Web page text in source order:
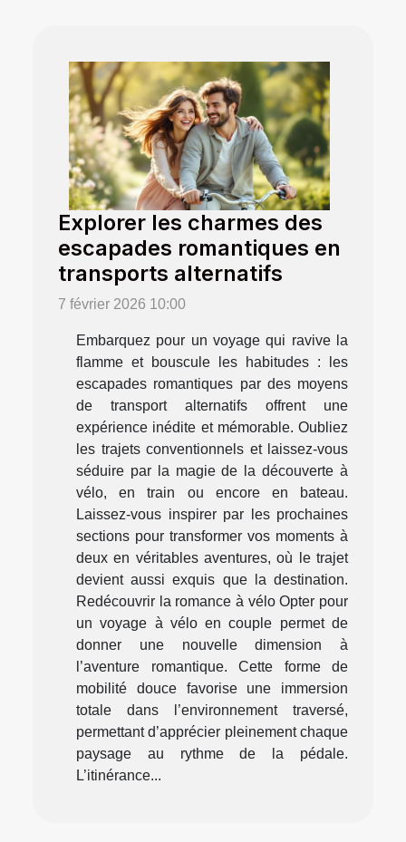
Explorer les charmes des
escapades romantiques en
transports alternatifs
7 février 2026 10:00
Embarquez pour un voyage qui ravive la
flamme et bouscule les habitudes : les
escapades romantiques par des moyens
de transport alternatifs offrent une
expérience inédite et mémorable. Oubliez
les trajets conventionnels et laissez-vous
séduire par la magie de la découverte à
vélo, en train ou encore en bateau.
Laissez-vous inspirer par les prochaines
sections pour transformer vos moments à
deux en véritables aventures, où le trajet
devient aussi exquis que la destination.
Redécouvrir la romance à vélo Opter pour
un voyage à vélo en couple permet de
donner une nouvelle dimension à
l’aventure romantique. Cette forme de
mobilité douce favorise une immersion
totale dans l’environnement traversé,
permettant d’apprécier pleinement chaque
paysage au rythme de la pédale.
L’itinérance...